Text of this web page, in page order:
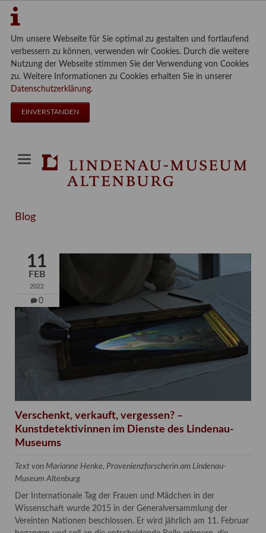
Um unsere Webseite für Sie optimal zu gestalten und fortlaufend
verbessern zu können, verwenden wir Cookies. Durch die weitere
Nutzung der Webseite stimmen Sie der Verwendung von Cookies
zu. Weitere Informationen zu Cookies erhalten Sie in unserer
Datenschutzerklärung.
EINVERSTANDEN
Blog
11
FEB
2022
0
Verschenkt, verkauft, vergessen? –
Kunstdetektivinnen im Dienste des Lindenau-
Museums
Text von Marianne Henke, Provenienzforscherin am Lindenau-
Museum Altenburg
Der Internationale Tag der Frauen und Mädchen in der
Wissenschaft wurde 2015 in der Generalversammlung der
Vereinten Nationen beschlossen. Er wird jährlich am 11. Februar